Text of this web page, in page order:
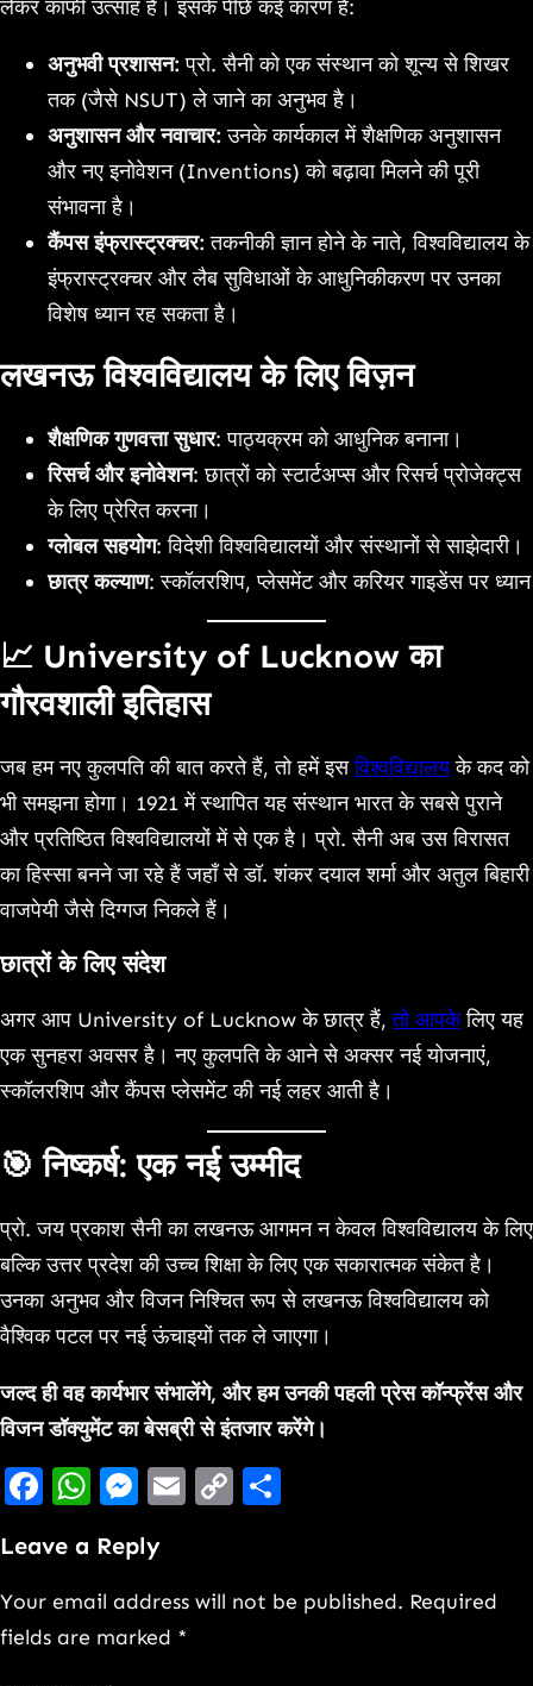
लेकर काफी उत्साह है। इसके पीछे कई कारण हैं:
अनुभवी प्रशासन: प्रो. सैनी को एक संस्थान को शून्य से शिखर
तक (जैसे NSUT) ले जाने का अनुभव है।
अनुशासन और नवाचार: उनके कार्यकाल में शैक्षणिक अनुशासन
और नए इनोवेशन (Inventions) को बढ़ावा मिलने की पूरी
संभावना है।
कैंपस इंफ्रास्ट्रक्चर: तकनीकी ज्ञान होने के नाते, विश्वविद्यालय के
इंफ्रास्ट्रक्चर और लैब सुविधाओं के आधुनिकीकरण पर उनका
विशेष ध्यान रह सकता है।
लखनऊ विश्वविद्यालय के लिए विज़न
शैक्षणिक गुणवत्ता सुधार: पाठ्यक्रम को आधुनिक बनाना।
रिसर्च और इनोवेशन: छात्रों को स्टार्टअप्स और रिसर्च प्रोजेक्ट्स
के लिए प्रेरित करना।
ग्लोबल सहयोग: विदेशी विश्वविद्यालयों और संस्थानों से साझेदारी।
छात्र कल्याण: स्कॉलरशिप, प्लेसमेंट और करियर गाइडेंस पर ध्यान
📈 University of Lucknow का
गौरवशाली इतिहास
जब हम नए कुलपति की बात करते हैं, तो हमें इसविश्वविद्यालयके कद को
भी समझना होगा। 1921 में स्थापित यह संस्थान भारत के सबसे पुराने
और प्रतिष्ठित विश्वविद्यालयों में से एक है। प्रो. सैनी अब उस विरासत
का हिस्सा बनने जा रहे हैं जहाँ से डॉ. शंकर दयाल शर्मा और अतुल बिहारी
वाजपेयी जैसे दिग्गज निकले हैं।
छात्रों के लिए संदेश
अगर आप University of Lucknow के छात्र हैं,तो आपकेलिए यह
एक सुनहरा अवसर है। नए कुलपति के आने से अक्सर नई योजनाएं,
स्कॉलरशिप और कैंपस प्लेसमेंट की नई लहर आती है।
🎯 निष्कर्ष: एक नई उम्मीद
प्रो. जय प्रकाश सैनी का लखनऊ आगमन न केवल विश्वविद्यालय के लिए
बल्कि उत्तर प्रदेश की उच्च शिक्षा के लिए एक सकारात्मक संकेत है।
उनका अनुभव और विजन निश्चित रूप से लखनऊ विश्वविद्यालय को
वैश्विक पटल पर नई ऊंचाइयों तक ले जाएगा।
जल्द ही वह कार्यभार संभालेंगे, और हम उनकी पहली प्रेस कॉन्फ्रेंस और
विजन डॉक्युमेंट का बेसब्री से इंतजार करेंगे।
Facebook
WhatsApp
Messenger
Email
Copy
Leave a Reply
Your email address will not be published. Required
fields are marked *